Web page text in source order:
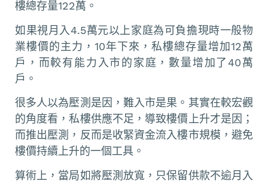
樓總存量122萬。
如果視月入4.5萬元以上家庭為可負擔現時一般物
業樓價的主力，10年下來，私樓總存量增加12萬
戶，而較有能力入市的家庭，數量增加了40萬
戶。
很多人以為壓測是因，難入市是果。其實在較宏觀
的角度看，私樓供應不足，導致樓價上升才是因；
而推出壓測，反而是收緊資金流入樓市規模，避免
樓價持續上升的一個工具。
算術上，當局如將壓測放寬，只保留供款不逾月入